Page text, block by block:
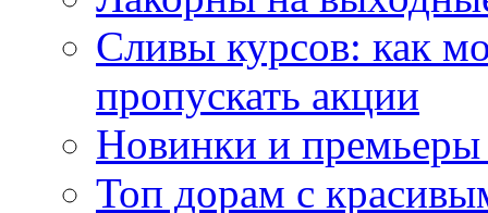
Сливы курсов: как
пропускать акции
Новинки и
Топ дорам с